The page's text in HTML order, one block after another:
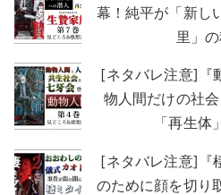
幕！純平が「新し
里」
[ネタバレ注意]『
物人間だけの社
「再生体
[ネタバレ注意]『
のために顔を切り